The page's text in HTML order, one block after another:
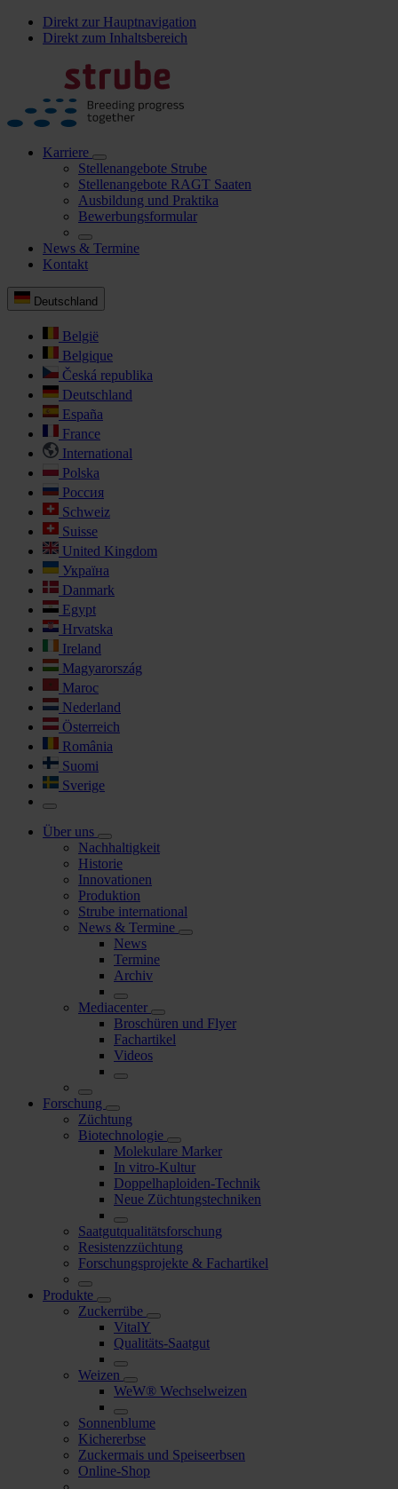
Direkt zur Hauptnavigation
Direkt zum Inhaltsbereich
Karriere
Stellenangebote Strube
Stellenangebote RAGT Saaten
Ausbildung und Praktika
Bewerbungsformular
News & Termine
Kontakt
Deutschland
België
Belgique
Česká republika
Deutschland
España
France
International
Polska
Россия
Schweiz
Suisse
United Kingdom
Україна
Danmark
Egypt
Hrvatska
Ireland
Magyarország
Maroc
Nederland
Österreich
România
Suomi
Sverige
Über uns
Nachhaltigkeit
Historie
Innovationen
Produktion
Strube international
News & Termine
News
Termine
Archiv
Mediacenter
Broschüren und Flyer
Fachartikel
Videos
Forschung
Züchtung
Biotechnologie
Molekulare Marker
In vitro-Kultur
Doppelhaploiden-Technik
Neue Züchtungstechniken
Saatgutqualitätsforschung
Resistenzzüchtung
Forschungsprojekte & Fachartikel
Produkte
Zuckerrübe
VitalY
Qualitäts-Saatgut
Weizen
WeW® Wechselweizen
Sonnenblume
Kichererbse
Zuckermais und Speiseerbsen
Online-Shop